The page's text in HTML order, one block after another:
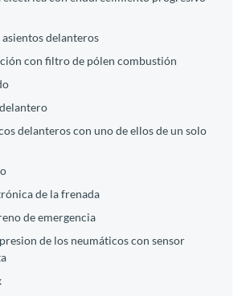
asientos delanteros
con filtro de pólen combustión
delanteros con uno de ellos de un solo
de la frenada
de emergencia
de los neumáticos con sensor